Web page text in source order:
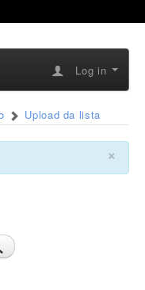
Log in
Upload da lista
×